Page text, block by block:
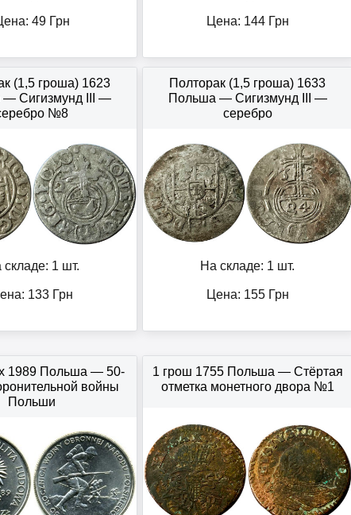
49Грн Цена: 144Грн
(1,5 гроша) 1623
— Сигизмунд III —
№8
складе: 1 шт.
133 Грн
Полторак (1,5 гроша) 1633
Польша — Сигизмунд III —
серебро
На складе: 1 шт.
Цена: 155Грн
1989 Польша — 50-
войны
Польши
1 грош 1755 Польша — Стёртая
отметка монетного двора №1